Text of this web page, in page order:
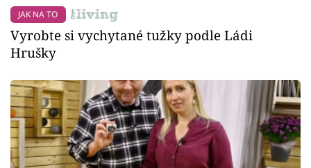
JAK NA TO
Vyrobte si vychytané tužky podle Ládi
Hrušky